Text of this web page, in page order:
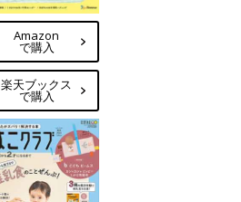
Amazon
で購入
楽天ブックス
で購入